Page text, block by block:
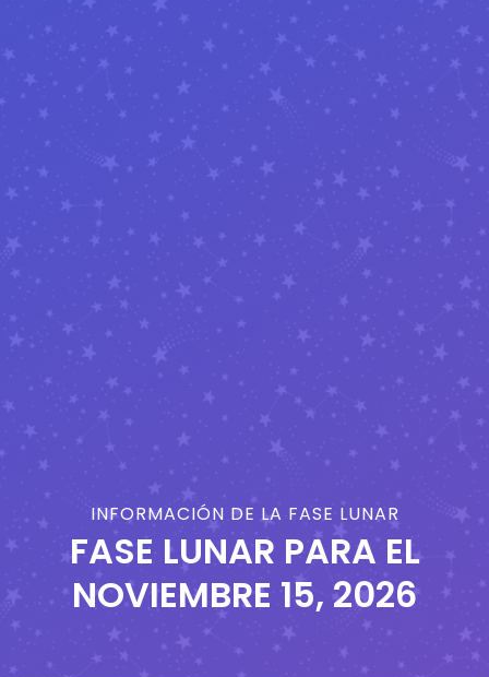
INFORMACIÓN DE LA FASE LUNAR
FASE LUNAR PARA EL
NOVIEMBRE 15, 2026